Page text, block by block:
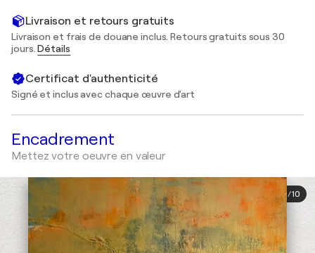
Livraison et retours gratuits
Livraison et frais de douane inclus. Retours gratuits sous 30
jours.Détails
Certificat d'authenticité
Signé et inclus avec chaque œuvre d'art
Encadrement
Mettez votre oeuvre en valeur
1/10